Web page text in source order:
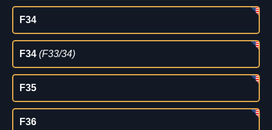
F34
F34 (F33/34)
F35
F36